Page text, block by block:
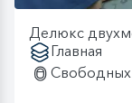
Делюкс
Главная
Свободных